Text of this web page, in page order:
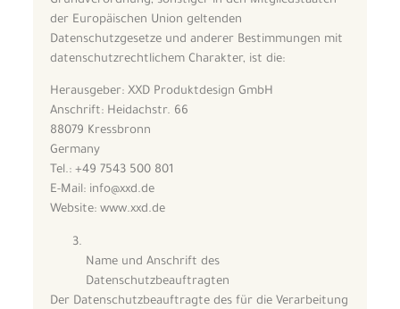
der Europäischen Union geltenden
Datenschutzgesetze und anderer Bestimmungen mit
datenschutzrechtlichem Charakter, ist die:
Herausgeber: XXD Produktdesign GmbH
Anschrift: Heidachstr. 66
88079 Kressbronn
Germany
Tel.: +49 7543 500 801
E-Mail: info@xxd.de
Website: www.xxd.de
Name und Anschrift des
Datenschutzbeauftragten
Der Datenschutzbeauftragte des für die Verarbeitung